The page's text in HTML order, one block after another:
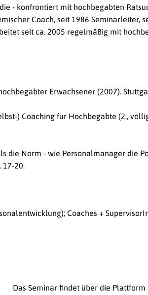
- konfrontiert mit hochbegabten
Coach, seit 1986 Seminarleiter,
seit ca. 2005 regelmäßig mit
Erwachsener (2007).
) Coaching für Hochbegabte (2.,
die Norm - wie Personalmanager die
17-20.
Coaches +
Das Seminar findet über die